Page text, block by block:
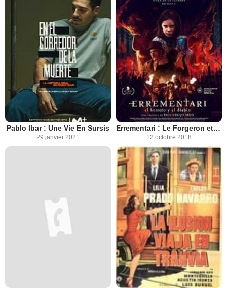
Pablo Ibar : Une Vie En Sursis
29 janvier 2021
Errementari : Le Forgeron et le Diable
12 octobre 2018